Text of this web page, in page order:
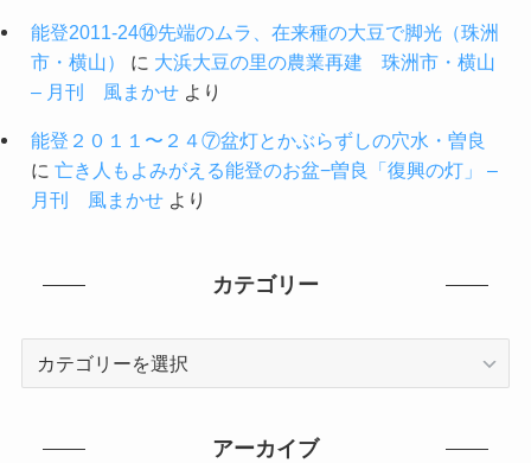
能登2011-24⑭先端のムラ、在来種の大豆で脚光（珠洲
市・横山）
に 大浜大豆の里の農業再建 珠洲市・横山
– 月刊 風まかせより
能登２０１１〜２４⑦盆灯とかぶらずしの穴水・曽良
に 亡き人もよみがえる能登のお盆−曽良「復興の灯」 –
月刊 風まかせより
カテゴリー
アーカイブ